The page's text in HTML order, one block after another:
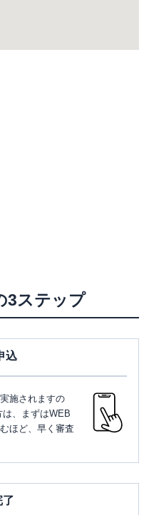
3ステップ
込
施されますの
、まずはWEB
ほど、早く審査
了